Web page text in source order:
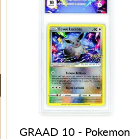
GRAAD 10 - Pokemon